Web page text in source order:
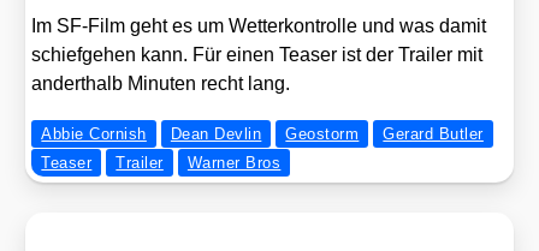
Im SF-Film geht es um Wet­ter­kon­trol­le und was damit
schief­ge­hen kann. Für einen Teaser ist der Trai­ler mit
andert­halb Minu­ten recht lang.
Abbie Cornish Dean Devlin Geostorm
Gerard Butler
Teaser
Trailer Warner Bros